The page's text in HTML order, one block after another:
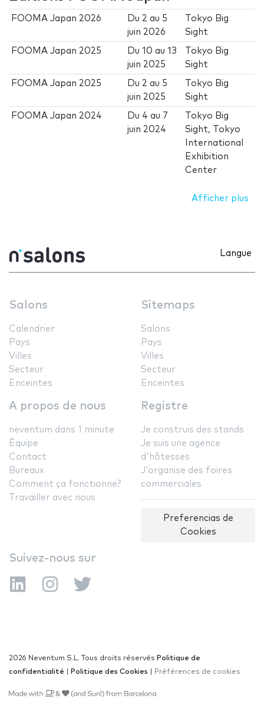
FOOMA Japan 2026 Du 2 au 5
juin 2026
Tokyo Big
Sight
FOOMA Japan 2025 Du10 au13
juin 2025
Tokyo Big
Sight
FOOMA Japan 2025 Du 2 au 5
juin 2025
Tokyo Big
Sight
FOOMA Japan 2024 Du 4 au 7
juin 2024
Tokyo Big
Sight, Tokyo
International
Exhibition
Center
Afficher plus
Langue
Salons
Calendrier
Pays
Villes
Secteur
Enceintes
Sitemaps
Salons
Pays
Villes
Secteur
Enceintes
A propos de nous
neventum dans 1 minute
Équipe
Contact
Bureaux
Comment ça fonctionne?
Travailler avec nous
Registre
Je construis des stands
Je suis une agence
d'hôtesses
J'organise des foires
commerciales
Preferencias de
Cookies
Suivez-nous sur
2026 Neventum S.L. Tous droits réservés Politique de
confidentialité
Politique des Cookies Préférences de cookies